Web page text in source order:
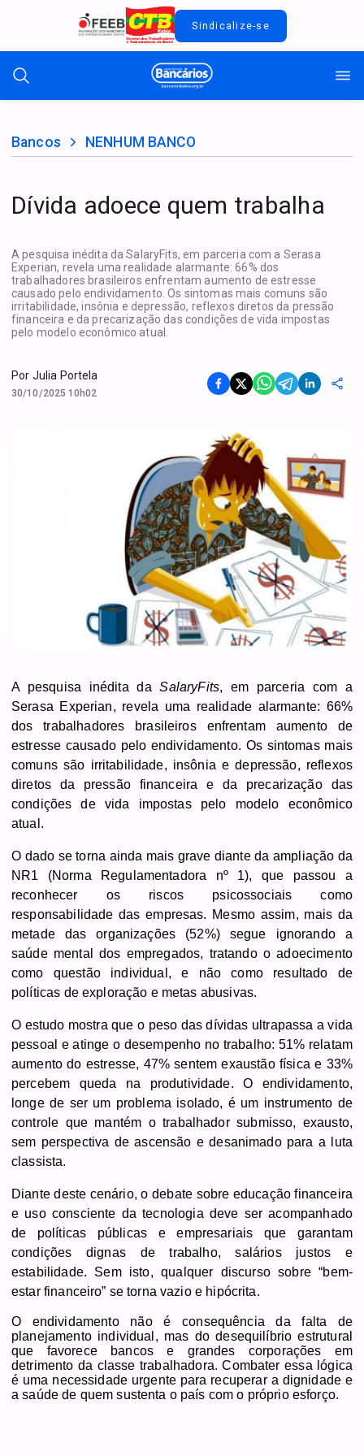
Sindicalize-se
Bancos NENHUM BANCO
Dívida adoece quem trabalha
A pesquisa inédita da SalaryFits, em parceria com a Serasa
Experian, revela uma realidade alarmante: 66% dos
trabalhadores brasileiros enfrentam aumento de estresse
causado pelo endividamento. Os sintomas mais comuns são
irritabilidade, insônia e depressão, reflexos diretos da pressão
financeira e da precarização das condições de vida impostas
pelo modelo econômico atual.
Por Julia Portela
30/10/2025 10h02
A pesquisa inédita daSalaryFits, em parceria com a
Serasa Experian, revela uma realidade alarmante: 66%
dos trabalhadores brasileiros enfrentam aumento de
estresse causado pelo endividamento. Os sintomas mais
comuns são irritabilidade, insônia e depressão, reflexos
diretos da pressão financeira e da precarização das
condições de vida impostas pelo modelo econômico
atual.
O dado se torna ainda mais grave diante da ampliação da
NR1 (Norma Regulamentadora nº 1), que passou a
reconhecer os riscos psicossociais como
responsabilidade das empresas. Mesmo assim, mais da
metade das organizações (52%) segue ignorando a
saúde mental dos empregados, tratando o adoecimento
como questão individual, e não como resultado de
políticas de exploração e metas abusivas.
O estudo mostra que o peso das dívidas ultrapassa a vida
pessoal e atinge o desempenho no trabalho: 51% relatam
aumento do estresse, 47% sentem exaustão física e 33%
percebem queda na produtividade. O endividamento,
longe de ser um problema isolado, é um instrumento de
controle que mantém o trabalhador submisso, exausto,
sem perspectiva de ascensão e desanimado para a luta
classista.
Diante deste cenário, o debate sobre educação financeira
e uso consciente da tecnologia deve ser acompanhado
de políticas públicas e empresariais que garantam
condições dignas de trabalho, salários justos e
estabilidade. Sem isto, qualquer discurso sobre “bem-
estar financeiro” se torna vazio e hipócrita.
O endividamento não é consequência da falta de
planejamento individual, mas do desequilíbrio estrutural
que favorece bancos e grandes corporações em
detrimento da classe trabalhadora. Combater essa lógica
é uma necessidade urgente para recuperar a dignidade e
a saúde de quem sustenta o país com o próprio esforço.